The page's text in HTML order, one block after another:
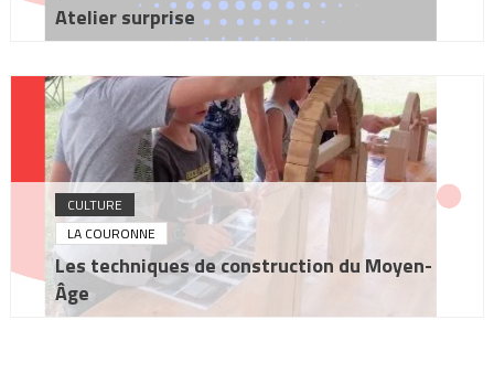
Atelier surprise
CULTURE
LA COURONNE
Les techniques de construction du Moyen-
Âge